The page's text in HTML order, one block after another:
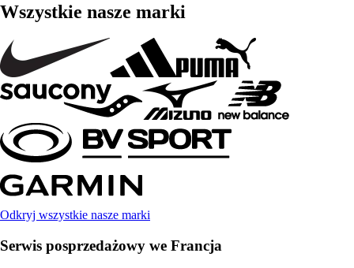
Wszystkie nasze marki
Odkryj wszystkie nasze marki
Serwis posprzedażowy we Francja